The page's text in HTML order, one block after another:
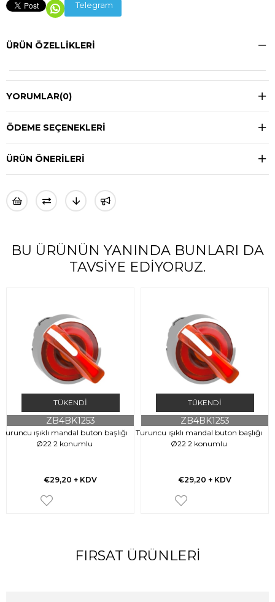
Telegram
ÜRÜN ÖZELLIKLERI
YORUMLAR(0)
ÖDEME SEÇENEKLERI
ÜRÜN ÖNERILERI
BU ÜRÜNÜN YANINDA BUNLARI DA
TAVSIYE EDIYORUZ.
TÜKENDI
Turuncu ışıklı mandal buton başlığı
Ø22 2 konumlu
ZB4BK1253
€29,20 + KDV
TÜKENDI
Turuncu ışıklı mandal buton başlığı
Ø22 2 konumlu
ZB4BK1253
€29,20 + KDV
FIRSAT ÜRÜNLERI